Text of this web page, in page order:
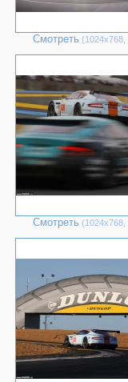
Смотреть (1024х768,
Смотреть (1024х768,